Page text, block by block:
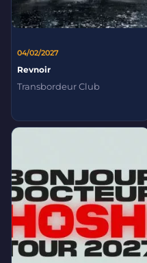
04/02/2027
Revnoir
Transbordeur Club